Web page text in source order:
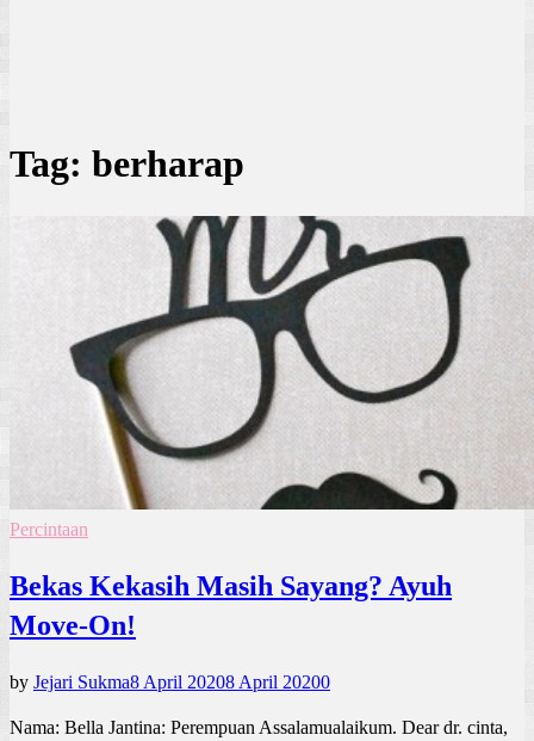
Tag: berharap
Percintaan
Bekas Kekasih Masih Sayang? Ayuh
Move-On!
by Jejari Sukma8 April 20208 April 20200
Nama: Bella Jantina: Perempuan Assalamualaikum. Dear dr. cinta,